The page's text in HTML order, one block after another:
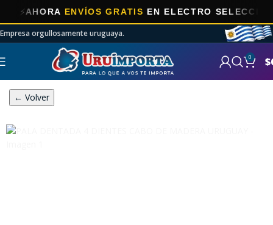
AHORAENVÍOS GRATISEN ELECTRO
Empresa orgullosamente uruguaya.
0 $
← Volver